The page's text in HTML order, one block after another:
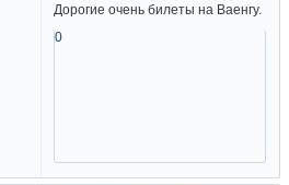
Дорогие очень билеты на Ваенгу.
0